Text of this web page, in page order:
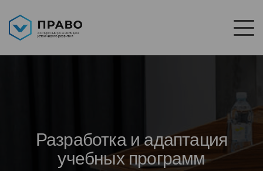
Разработка и адаптация
учебных программ